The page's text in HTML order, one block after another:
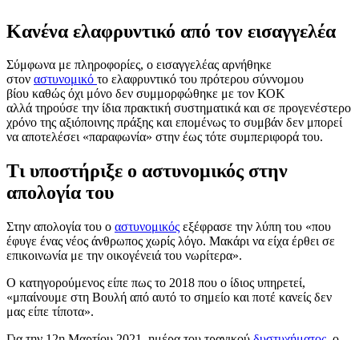
Κανένα ελαφρυντικό από τον εισαγγελέα
Σύμφωνα με πληροφορίες, ο εισαγγελέας αρνήθηκε
στον αστυνομικό το ελαφρυντικό του πρότερου σύννομου
βίου καθώς όχι μόνο δεν συμμορφώθηκε με τον ΚΟΚ
αλλά τηρούσε την ίδια πρακτική συστηματικά και σε προγενέστερο
χρόνο της αξιόποινης πράξης και επομένως το συμβάν δεν μπορεί
να αποτελέσει «παραφωνία» στην έως τότε συμπεριφορά του.
Τι υποστήριξε ο αστυνομικός στην
απολογία του
Στην απολογία του ο αστυνομικός εξέφρασε την λύπη του «που
έφυγε ένας νέος άνθρωπος χωρίς λόγο. Μακάρι να είχα έρθει σε
επικοινωνία με την οικογένειά του νωρίτερα».
Ο κατηγορούμενος είπε πως το 2018 που ο ίδιος υπηρετεί,
«μπαίνουμε στη Βουλή από αυτό το σημείο και ποτέ κανείς δεν
μας είπε τίποτα».